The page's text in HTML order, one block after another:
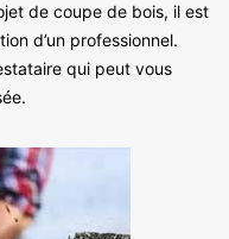
de coupe de bois, il est
d’un professionnel.
qui peut vous